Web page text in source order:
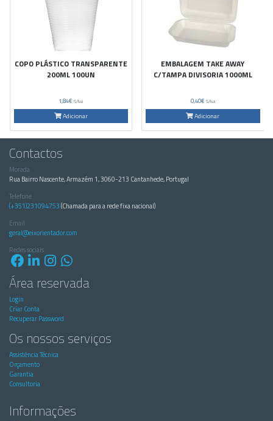
COPO PLÁSTICO TRANSPARENTE
200ML 100UN
1,84€ S/Iva
Adicionar
EMBALAGEM TAKE AWAY
C/TAMPA DIVISORIA 1000ML
0,40€ S/Iva
Adicionar
Contactos
Morada
Rua Bairro Nascente, Armazém 1, 3060-213 Cantanhede, Portugal
Telefone
(+351)231094753(Chamada para a rede fixa nacional)
Email
geral@eixorientador.com
Redes sociais
Área reservada
Login
Criar Conta
Recuperar Password
Os nossos serviços
Assistência Técnica
Orçamento
Garantia
Consultoria
Informações